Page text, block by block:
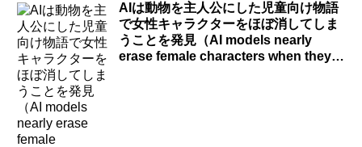
AIは動物を主人公にした児童向け物語
で女性キャラクターをほぼ消してしま
うことを発見（AI models nearly
erase female characters when they